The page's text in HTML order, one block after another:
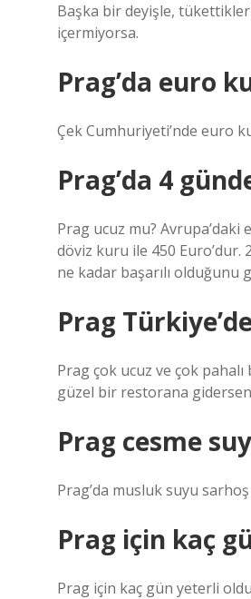
Başka bir deyişle,
içermiyorsa.
Prag’da euro
Çek Cumhuriyeti’nde euro
Prag’da 4
Prag ucuz mu? Avrupa’daki
döviz kuru ile 450 Euro’dur.
ne kadar başarılı olduğunu
Prag
Prag çok ucuz ve çok
güzel bir restorana
Prag cesme
Prag’da musluk suyu
Prag için kaç
Prag için kaç gün yeterli